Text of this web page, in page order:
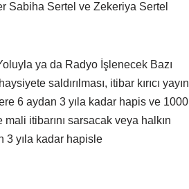
Sabiha Sertel ve Zekeriya Sertel
ya da Radyo İşlenecek Bazı
saldırılması, itibar kırıcı yayın
6 aydan 3 yıla kadar hapis ve 1000
itibarını sarsacak veya halkın
3 yıla kadar hapisle